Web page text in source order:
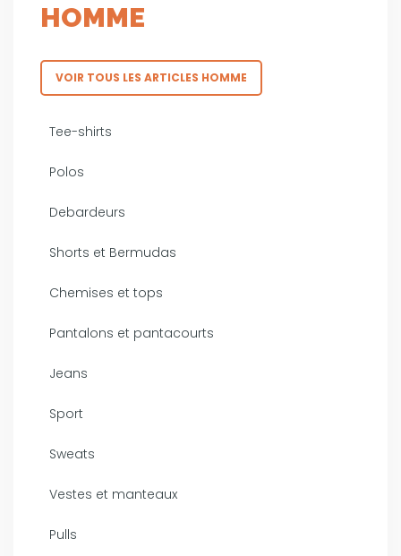
HOMME
VOIR TOUS LES ARTICLES HOMME
Tee-shirts
Polos
Debardeurs
Shorts et Bermudas
Chemises et tops
Pantalons et pantacourts
Jeans
Sport
Sweats
Vestes et manteaux
Pulls